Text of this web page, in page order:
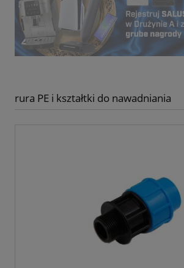
rura PE i kształtki do nawadniania